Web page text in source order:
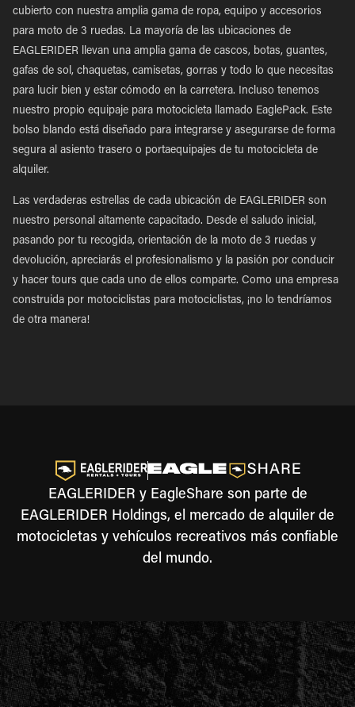
cubierto con nuestra amplia gama de ropa, equipo y accesorios
para moto de 3 ruedas. La mayoría de las ubicaciones de
EAGLERIDER llevan una amplia gama de cascos, botas, guantes,
gafas de sol, chaquetas, camisetas, gorras y todo lo que necesitas
para lucir bien y estar cómodo en la carretera. Incluso tenemos
nuestro propio equipaje para motocicleta llamado EaglePack. Este
bolso blando está diseñado para integrarse y asegurarse de forma
segura al asiento trasero o portaequipajes de tu motocicleta de
alquiler.
Las verdaderas estrellas de cada ubicación de EAGLERIDER son
nuestro personal altamente capacitado. Desde el saludo inicial,
pasando por tu recogida, orientación de la moto de 3 ruedas y
devolución, apreciarás el profesionalismo y la pasión por conducir
y hacer tours que cada uno de ellos comparte. Como una empresa
construida por motociclistas para motociclistas, ¡no lo tendríamos
de otra manera!
EAGLERIDER y EagleShare son parte de
EAGLERIDER Holdings, el mercado de alquiler de
motocicletas y vehículos recreativos más confiable
del mundo.